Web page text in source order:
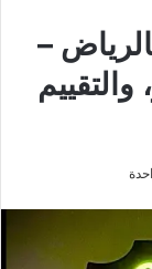
–
والتقييم